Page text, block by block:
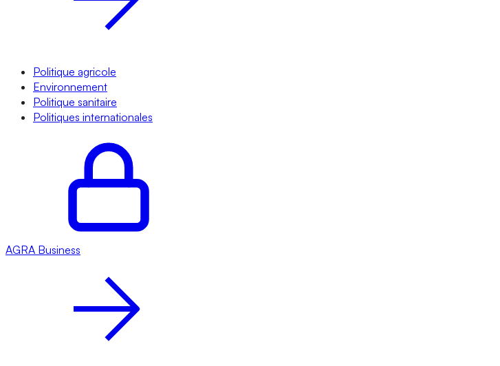
Politique agricole
Environnement
Politique sanitaire
Politiques internationales
AGRA Business